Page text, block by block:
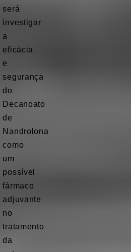
será
investigar
a
eficácia
e
segurança
do
Decanoato
de
Nandrolona
como
um
possível
fármaco
adjuvante
no
tratamento
da